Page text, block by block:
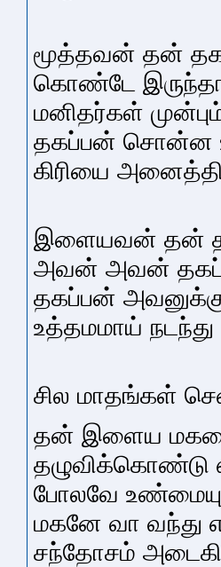
மூத்தவன் தன்
கொண்டே
மனிதர்கள்
தகப்பன் சொன்ன
கிரியை
இளையவன் தன்
அவன் அவன்
தகப்பன்
உத்தமமாய்
சில மாதங்கள்
தன் இளைய
தழுவிக்கொண்டு
போலவே
மகனே வா வந்து
சந்தோசம்